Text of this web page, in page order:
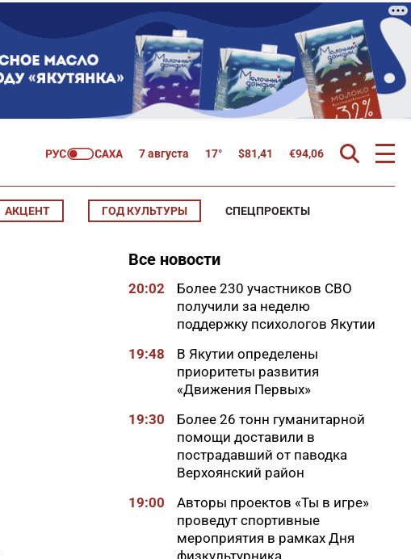
7 августа 17° $81,41 €94,06
АКЦЕНТ ГОД КУЛЬТУРЫ СПЕЦПРОЕКТЫ
Все новости
20:02
Более 230 участников СВО
получили за неделю
поддержку психологов Якутии
19:48
В Якутии определены
приоритеты развития
«Движения Первых»
19:30
Более 26 тонн гуманитарной
помощи доставили в
пострадавший от паводка
Верхоянский район
19:00
Авторы проектов «Ты в игре»
проведут спортивные
мероприятия в рамках Дня
физкультурника